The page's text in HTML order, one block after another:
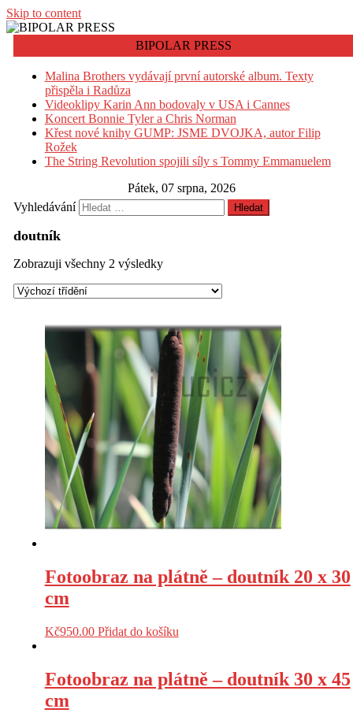
Skip to content
BIPOLAR PRESS
Malina Brothers vydávají první autorské album. Texty
přispěla i Radůza
Videoklipy Karin Ann bodovaly v USA i Cannes
Koncert Bonnie Tyler a Chris Norman
Křest nové knihy GUMP: JSME DVOJKA, autor Filip
Rožek
The String Revolution spojili síly s Tommy Emmanuelem
Pátek, 07 srpna, 2026
Vyhledávání
doutník
Zobrazuji všechny 2 výsledky
Fotoobraz na plátně – doutník 20 x 30
cm
Kč950.00 Přidat do košíku
Fotoobraz na plátně – doutník 30 x 45
cm